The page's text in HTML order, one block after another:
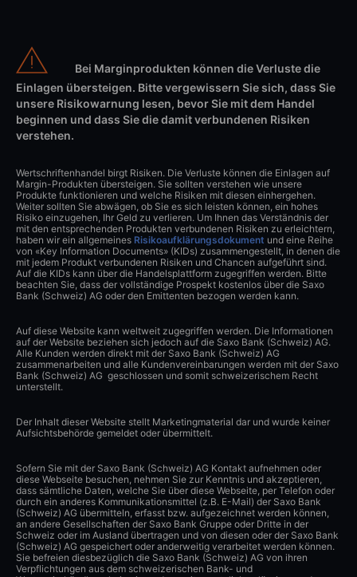
Bei Marginprodukten können die Verluste die
Einlagen übersteigen. Bitte vergewissern Sie sich, dass Sie
unsere Risikowarnung lesen, bevor Sie mit dem Handel
beginnen und dass Sie die damit verbundenen Risiken
verstehen.
Wertschriftenhandel birgt Risiken. Die Verluste können die Einlagen auf
Margin-Produkten übersteigen. Sie sollten verstehen wie unsere
Produkte funktionieren und welche Risiken mit diesen einhergehen.
Weiter sollten Sie abwägen, ob Sie es sich leisten können, ein hohes
Risiko einzugehen, Ihr Geld zu verlieren. Um Ihnen das Verständnis der
mit den entsprechenden Produkten verbundenen Risiken zu erleichtern,
haben wir ein allgemeines Risikoaufklärungsdokument und eine Reihe
von «Key Information Documents» (KIDs) zusammengestellt, in denen die
mit jedem Produkt verbundenen Risiken und Chancen aufgeführt sind.
Auf die KIDs kann über die Handelsplattform zugegriffen werden. Bitte
beachten Sie, dass der vollständige Prospekt kostenlos über die Saxo
Bank (Schweiz) AG oder den Emittenten bezogen werden kann.
Auf diese Website kann weltweit zugegriffen werden. Die Informationen
auf der Website beziehen sich jedoch auf die Saxo Bank (Schweiz) AG.
Alle Kunden werden direkt mit der Saxo Bank (Schweiz) AG
zusammenarbeiten und alle Kundenvereinbarungen werden mit der Saxo
Bank (Schweiz) AG geschlossen und somit schweizerischem Recht
unterstellt.
Der Inhalt dieser Website stellt Marketingmaterial dar und wurde keiner
Aufsichtsbehörde gemeldet oder übermittelt.
Sofern Sie mit der Saxo Bank (Schweiz) AG Kontakt aufnehmen oder
diese Webseite besuchen, nehmen Sie zur Kenntnis und akzeptieren,
dass sämtliche Daten, welche Sie über diese Webseite, per Telefon oder
durch ein anderes Kommunikationsmittel (z.B. E-Mail) der Saxo Bank
(Schweiz) AG übermitteln, erfasst bzw. aufgezeichnet werden können,
an andere Gesellschaften der Saxo Bank Gruppe oder Dritte in der
Schweiz oder im Ausland übertragen und von diesen oder der Saxo Bank
(Schweiz) AG gespeichert oder anderweitig verarbeitet werden können.
Sie befreien diesbezüglich die Saxo Bank (Schweiz) AG von ihren
Verpflichtungen aus dem schweizerischen Bank- und